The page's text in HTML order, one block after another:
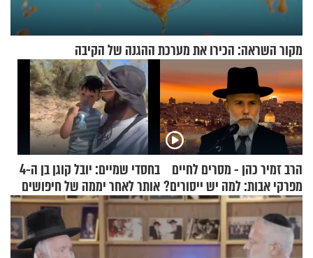
מקור השראה: הכירו את מערכת ההגנה של הקיבה
הרב זמיר כהן - מסרים לחיים
מפרקי אבות: למה יש ייסורים?
בחסדי שמיים: יובל קוגן בן ה-4
אותר לאחר יממה של חיפושים